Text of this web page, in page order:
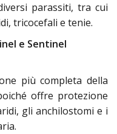
parassiti, tra cui
tricocefali e tenie.
e Sentinel
più completa della
offre protezione
gli anchilostomi e i